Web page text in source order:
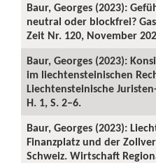
Baur, Georges (2023):
neutral oder blockfrei?
Zeit Nr. 120, November
Baur, Georges (2023):
im liechtensteinischen
Liechtensteinische
H. 1, S. 2–6.
Baur, Georges (2023):
Finanzplatz und der
Schweiz. Wirtschaft